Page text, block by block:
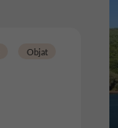
Objat